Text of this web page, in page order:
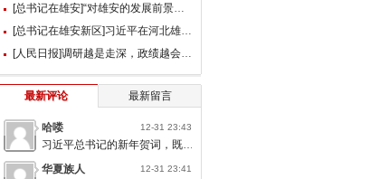
最新评论 最新留言
哈喽 12-31 23:43
习近平总书记的新年贺词，既充满温度，又饱含深情，太催人奋进了。
华夏族人
12-31 23:41